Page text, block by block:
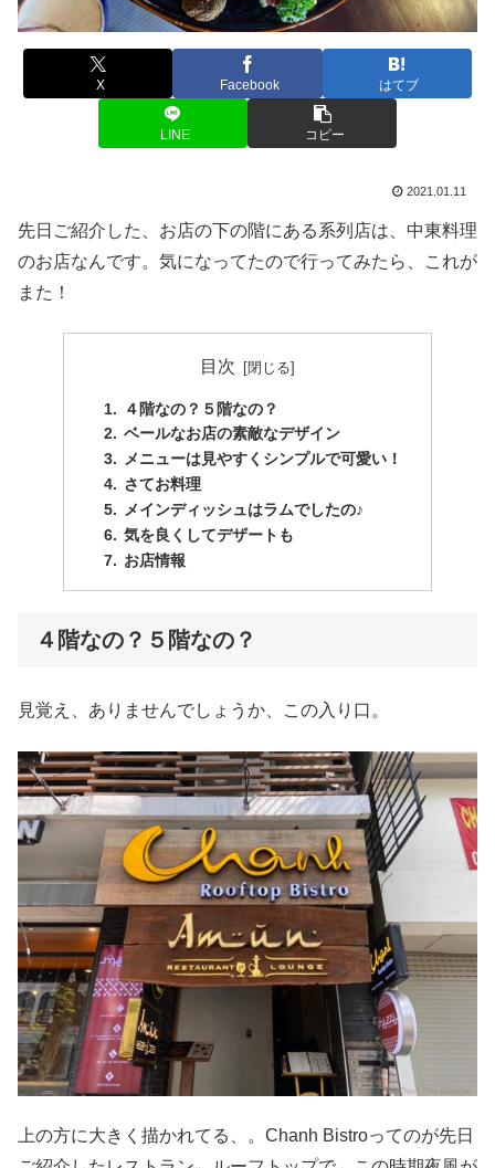
X Facebook はてブ
LINE コピー
2021.01.11
先日ご紹介した、お店の下の階にある系列店は、中東料理
のお店なんです。気になってたので行ってみたら、これが
また！
目次
４階なの？５階なの？
ベールなお店の素敵なデザイン
メニューは見やすくシンプルで可愛い！
さてお料理
メインディッシュはラムでしたの♪
気を良くしてデザートも
お店情報
４階なの？５階なの？
見覚え、ありませんでしょうか、この入り口。
上の方に大きく描かれてる、。Chanh Bistroってのが先日